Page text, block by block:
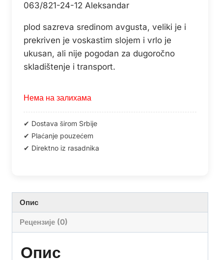
063/821-24-12 Aleksandar
plod sazreva sredinom avgusta, veliki je i
prekriven je voskastim slojem i vrlo je
ukusan, ali nije pogodan za dugoročno
skladištenje i transport.
Нема на залихама
Опис
Рецензије (0)
Опис